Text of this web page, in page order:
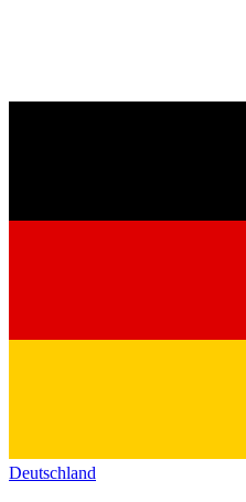
Deutschland